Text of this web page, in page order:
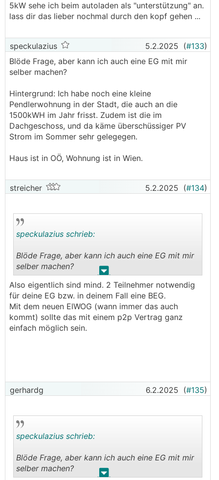
5kW sehe ich beim autoladen als "unterstützung" an.
lass dir das lieber nochmal durch den kopf gehen ...
speckulazius 5.2.2025 (#133)
Blöde Frage, aber kann ich auch eine EG mit mir
selber machen?
Hintergrund: Ich habe noch eine kleine
Pendlerwohnung in der Stadt, die auch an die
1500kWH im Jahr frisst. Zudem ist die im
Dachgeschoss, und da käme überschüssiger PV
Strom im Sommer sehr gelegegen.
Haus ist in OÖ, Wohnung ist in Wien.
streicher 5.2.2025 (#134)
. .
speckulazius schrieb:
Blöde Frage, aber kann ich auch eine EG mit mir
selber machen?
Hintergrund: Ich habe noch eine kleine
Pendlerwohnung in der Stadt, die auch an die
1500kWH im Jahr frisst. Zudem ist die im
Dachgeschoss, und da käme überschüssiger PV
Strom im Sommer sehr gelegegen.
Also eigentlich sind mind. 2 Teilnehmer notwendig
für deine EG bzw. in deinem Fall eine BEG.
Mit dem neuen ElWOG (wann immer das auch
kommt) sollte das mit einem p2p Vertrag ganz
einfach möglich sein.
gerhardg 6.2.2025 (#135)
. .
speckulazius schrieb:
Blöde Frage, aber kann ich auch eine EG mit mir
selber machen?